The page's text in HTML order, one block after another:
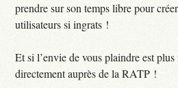
prendre sur son temps libre pour
utilisateurs si ingrats !
Et si l’envie de vous plaindre est
directement auprès de la RATP !